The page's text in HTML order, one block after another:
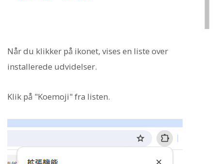
Når du klikker på ikonet, vises en liste over
installerede udvidelser.
Klik på "Koemoji" fra listen.